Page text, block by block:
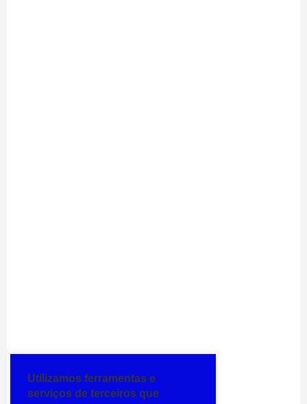
Utilizamos ferramentas e
serviços de terceiros que